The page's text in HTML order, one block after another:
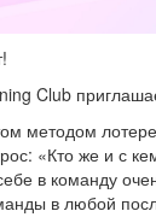
Club
методом
«Кто же и с
в команду
в любой